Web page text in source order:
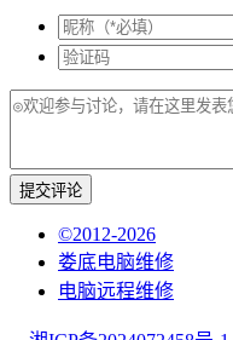
提交评论
©2012-2026
娄底电脑维修
电脑远程维修